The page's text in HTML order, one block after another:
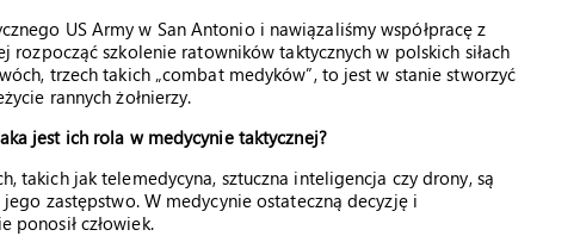
US Army w San Antonio i nawiązaliśmy współpracę z
rozpocząć szkolenie ratowników taktycznych w polskich siłach
trzech takich „combat medyków”, to jest w stanie stworzyć
rannych żołnierzy.
jest ich rola w medycynie taktycznej?
takich jak telemedycyna, sztuczna inteligencja czy drony, są
zastępstwo. W medycynie ostateczną decyzję i
ponosił człowiek.